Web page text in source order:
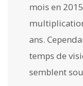
mois en
ans.
temps de
semblent